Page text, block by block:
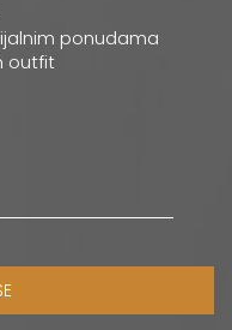
ponudama
outfit